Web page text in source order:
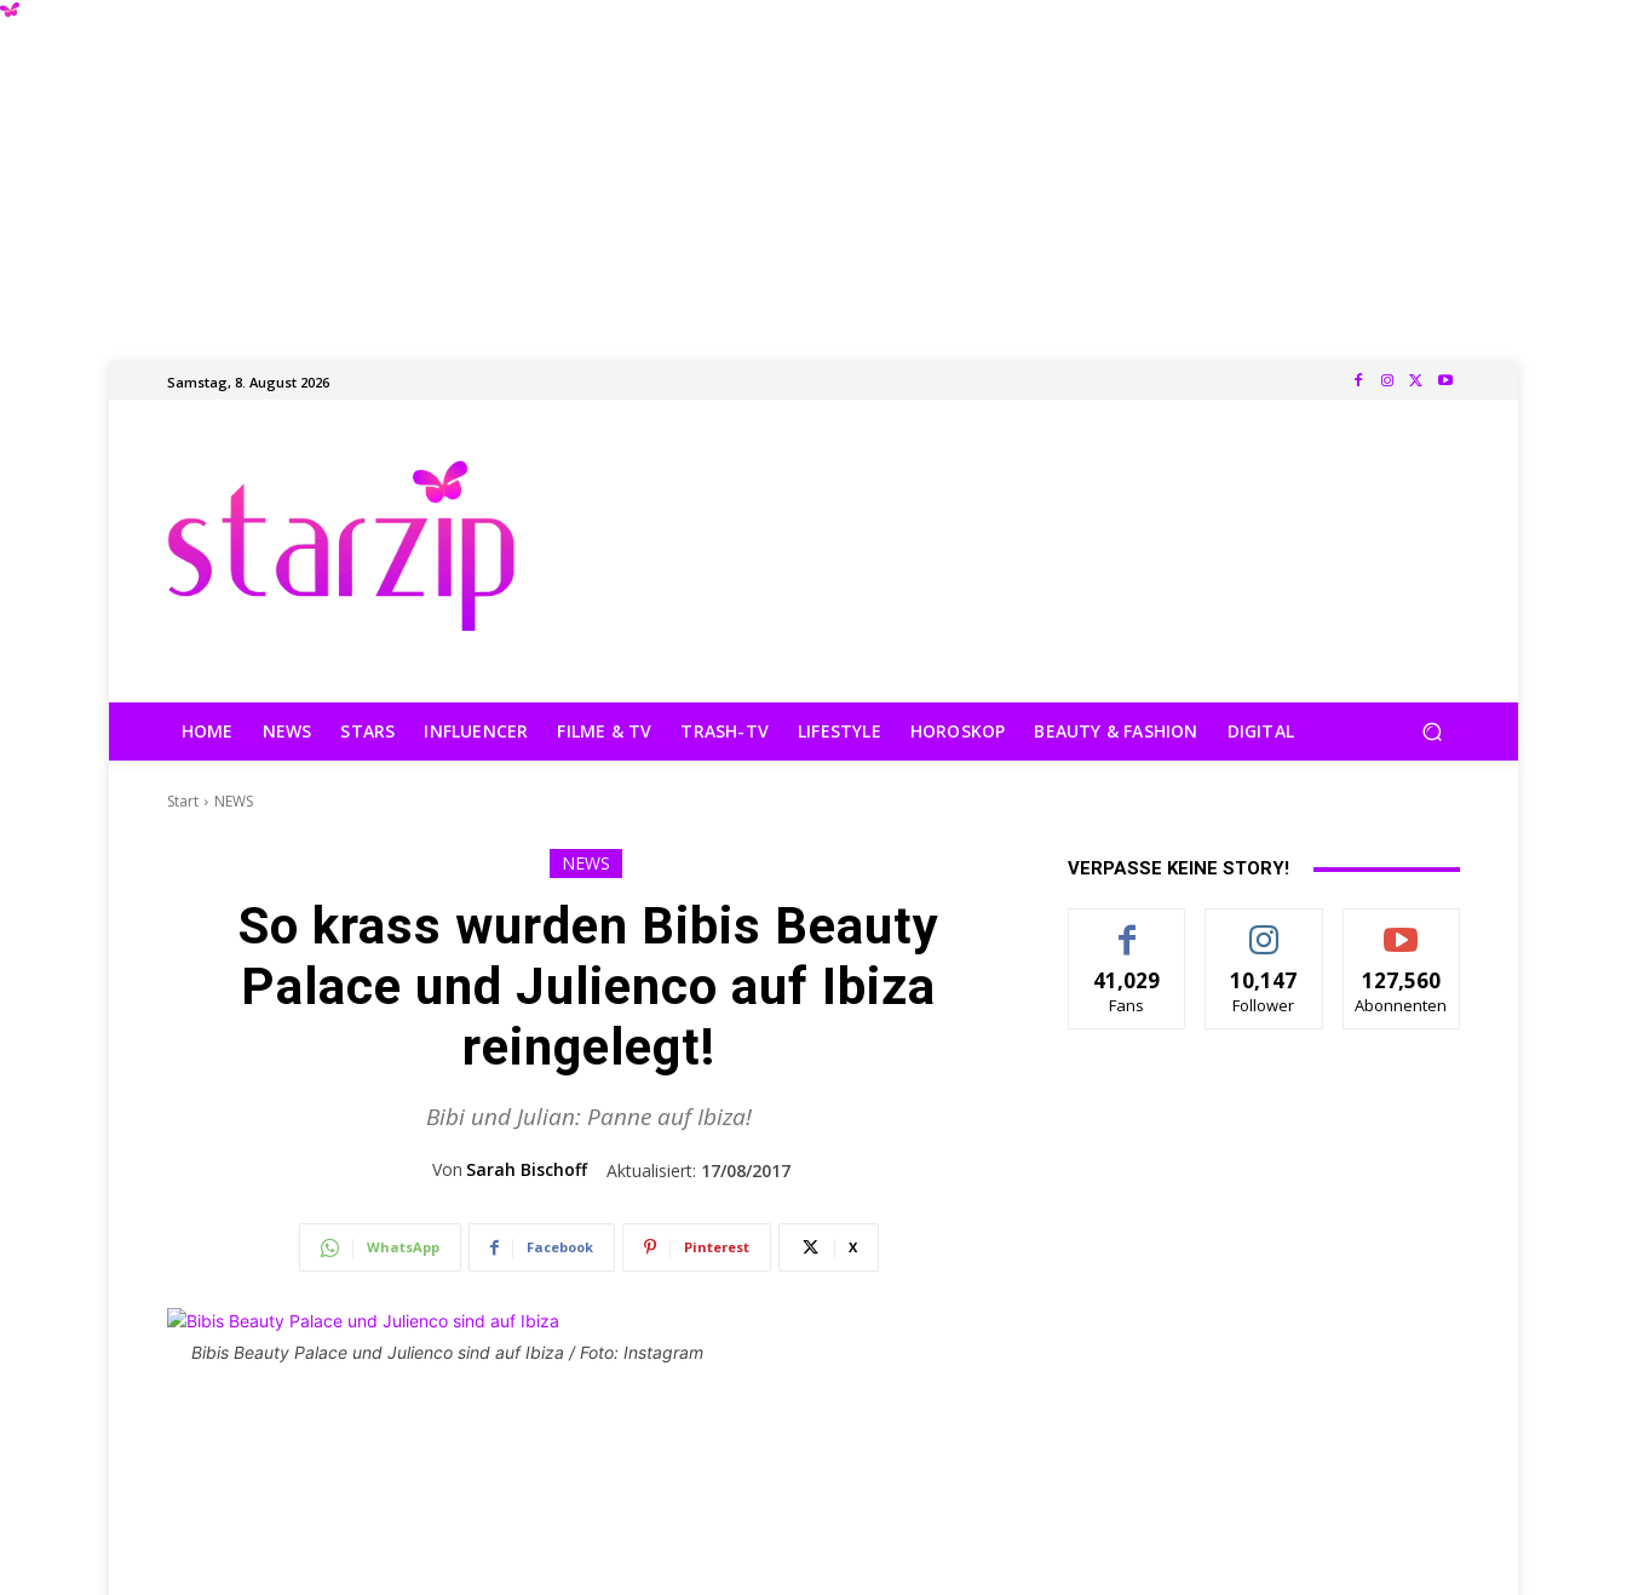
Samstag, 8. August 2026
HOME NEWS STARS INFLUENCER FILME & TV TRASH-TV LIFESTYLE HOROSKOP BEAUTY & FASHION DIGITAL
Start NEWS
NEWS
So krass wurden Bibis Beauty
Palace und Julienco auf Ibiza
reingelegt!
Bibi und Julian: Panne auf Ibiza!
Von Sarah Bischoff Aktualisiert: 17/08/2017
WhatsApp Facebook Pinterest X
Bibis Beauty Palace und Julienco sind auf Ibiza / Foto: Instagram
VERPASSE KEINE STORY!
41,029
Fans
10,147
Follower
127,560
Abonnenten